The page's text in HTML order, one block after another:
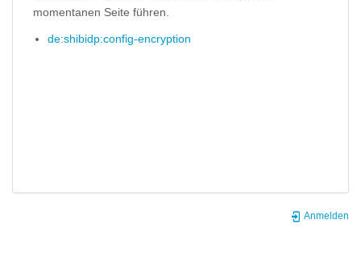
momentanen Seite führen.
de:shibidp:config-encryption
Anmelden